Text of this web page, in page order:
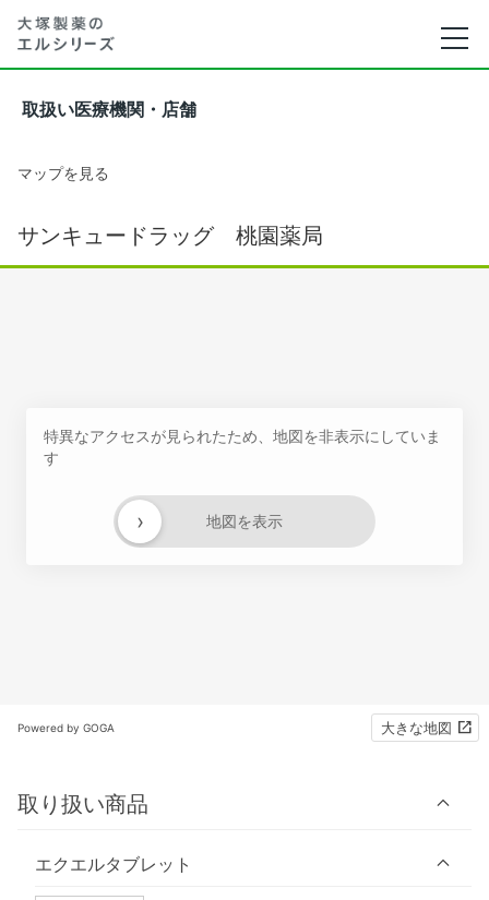
取扱い医療機関・店舗
マップを見る
サンキュードラッグ 桃園薬局
特異なアクセスが見られたため、地図を非表示にしていま
す
地図を表示
›
Powered by GOGA 大きな地図
取り扱い商品
エクエルタブレット